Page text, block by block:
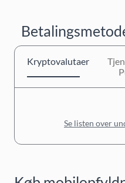
Kryptovalutaer
Se listen over